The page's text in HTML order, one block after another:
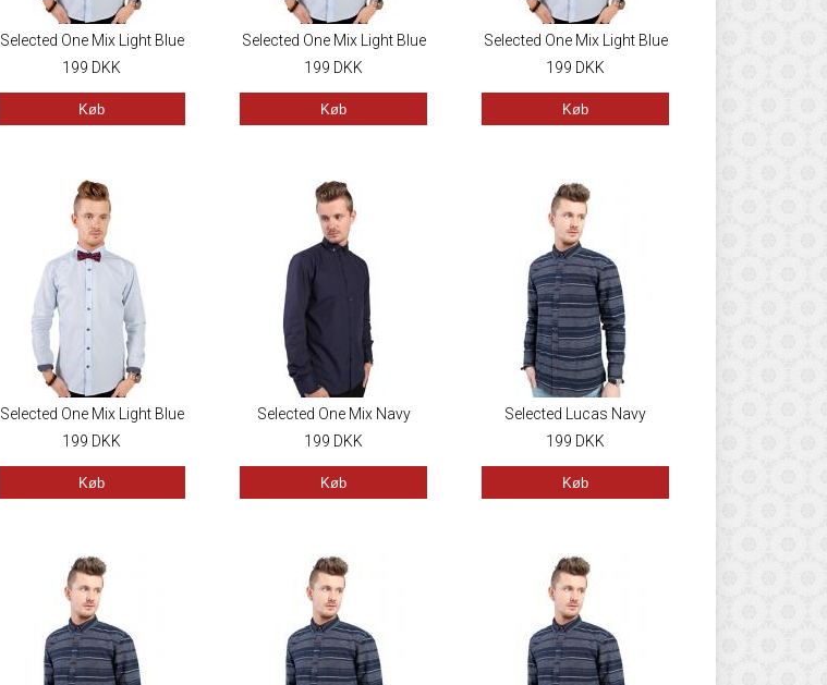
Selected One Mix Light Blue
199 DKK
Køb
Selected One Mix Light Blue
199 DKK
Køb
Selected One Mix Light Blue
199 DKK
Køb
Selected One Mix Light Blue
199 DKK
Køb
Selected One Mix Navy
199 DKK
Køb
Selected Lucas Navy
199 DKK
Køb